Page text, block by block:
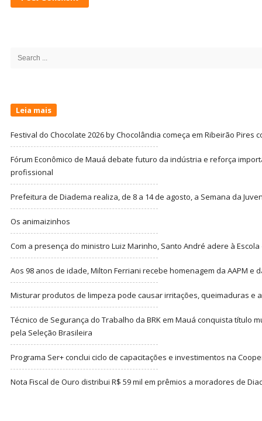
Search
Leia mais
Festival do Chocolate 2026 by Chocolândia começa em Ribeirão Pires
Fórum Econômico de Mauá debate futuro da indústria e reforça
profissional
Prefeitura de Diadema realiza, de 8 a 14 de agosto, a Semana da
Os animaizinhos
Com a presença do ministro Luiz Marinho, Santo André adere à
Aos 98 anos de idade, Milton Ferriani recebe homenagem da AAPM e
Misturar produtos de limpeza pode causar irritações, queimaduras e
Técnico de Segurança do Trabalho da BRK em Mauá conquista título
pela Seleção Brasileira
Programa Ser+ conclui ciclo de capacitações e investimentos na
Nota Fiscal de Ouro distribui R$ 59 mil em prêmios a moradores de